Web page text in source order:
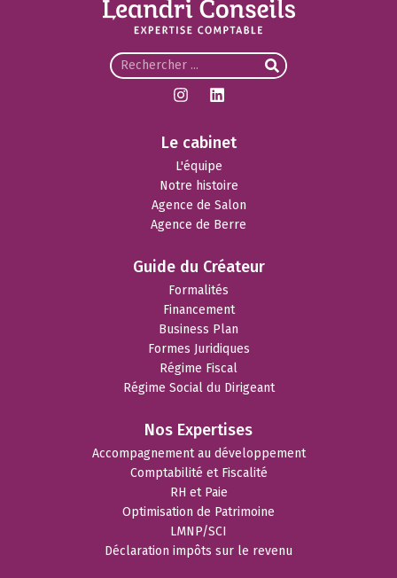
Le cabinet
L'équipe
Notre histoire
Agence de Salon
Agence de Berre
Guide du Créateur
Formalités
Financement
Business Plan
Formes Juridiques
Régime Fiscal
Régime Social du Dirigeant
Nos Expertises
Accompagnement au développement
Comptabilité et Fiscalité
RH et Paie
Optimisation de Patrimoine
LMNP/SCI
Déclaration impôts sur le revenu